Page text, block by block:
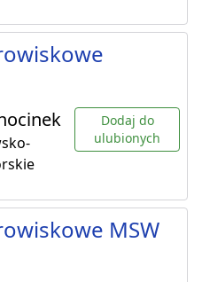
Dodaj do
ulubionych
MSW